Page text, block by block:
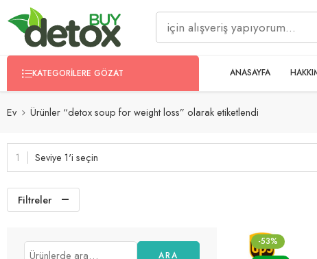
KATEGORILERE GÖZAT ANASAYFA
Ev Ürünler “detox soup for weight loss” olarak etiketlendi
Seviye 1'i seçin
Filtreler
-53%
ARA